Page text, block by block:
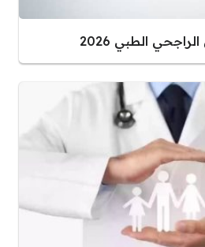
الطبي 2026